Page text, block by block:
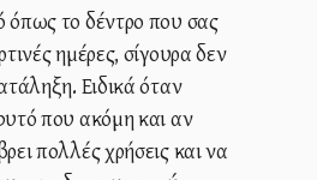
όπως το δέντρο που σας
ημέρες, σίγουρα δεν
Ειδικά όταν
που ακόμη και αν
πολλές χρήσεις και να